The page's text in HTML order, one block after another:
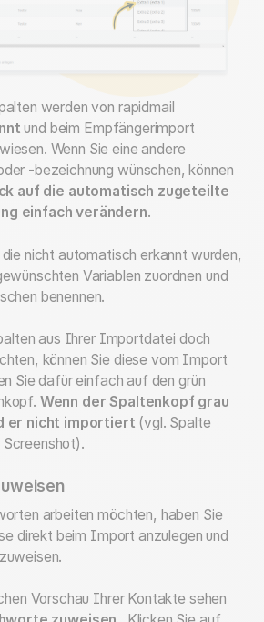
werden von rapidmail
und beim Empfängerimport
Wenn Sie eine andere
-bezeichnung wünschen, können
auf die automatisch zugeteilte
einfach verändern.
nicht automatisch erkannt wurden,
Variablen zuordnen und
benennen.
aus Ihrer Importdatei doch
können Sie diese vom Import
Sie dafür einfach auf den grün
Wenn der Spaltenkopf grau
er nicht importiert (vgl. Spalte
Screenshot).
arbeiten möchten, haben Sie
direkt beim Import anzulegen und
Vorschau Ihrer Kontakte sehen